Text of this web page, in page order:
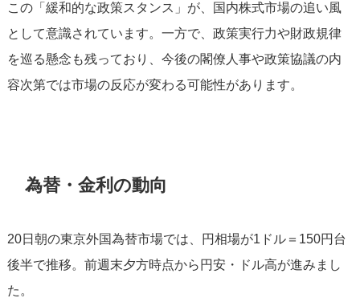
この「緩和的な政策スタンス」が、国内株式市場の追い風
として意識されています。一方で、政策実行力や財政規律
を巡る懸念も残っており、今後の閣僚人事や政策協議の内
容次第では市場の反応が変わる可能性があります。
為替・金利の動向
20日朝の東京外国為替市場では、円相場が1ドル＝150円台
後半で推移。前週末夕方時点から円安・ドル高が進みまし
た。